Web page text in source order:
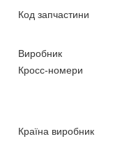
Код запчастини
Виробник
Кросс-номери
Країна виробник